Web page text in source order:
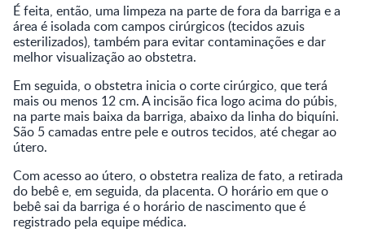
É feita, então, uma limpeza na parte de fora da barriga e a
área é isolada com campos cirúrgicos (tecidos azuis
esterilizados), também para evitar contaminações e dar
melhor visualização ao obstetra.
Em seguida, o obstetra inicia o corte cirúrgico, que terá
mais ou menos 12 cm. A incisão fica logo acima do púbis,
na parte mais baixa da barriga, abaixo da linha do biquíni.
São 5 camadas entre pele e outros tecidos, até chegar ao
útero.
Com acesso ao útero, o obstetra realiza de fato, a retirada
do bebê e, em seguida, da placenta. O horário em que o
bebê sai da barriga é o horário de nascimento que é
registrado pela equipe médica.